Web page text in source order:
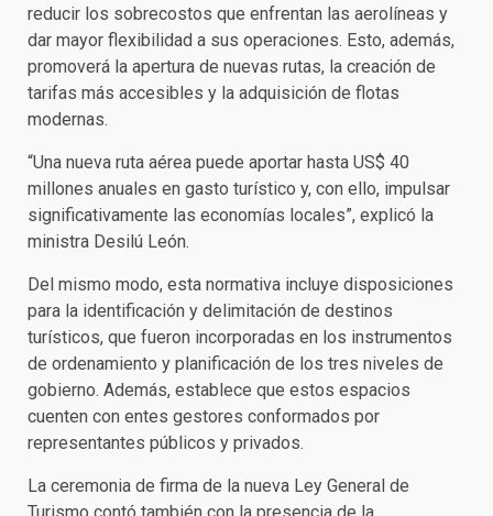
reducir los sobrecostos que enfrentan las aerolíneas y
dar mayor flexibilidad a sus operaciones. Esto, además,
promoverá la apertura de nuevas rutas, la creación de
tarifas más accesibles y la adquisición de flotas
modernas.
“Una nueva ruta aérea puede aportar hasta US$ 40
millones anuales en gasto turístico y, con ello, impulsar
significativamente las economías locales”, explicó la
ministra Desilú León.
Del mismo modo, esta normativa incluye disposiciones
para la identificación y delimitación de destinos
turísticos, que fueron incorporadas en los instrumentos
de ordenamiento y planificación de los tres niveles de
gobierno. Además, establece que estos espacios
cuenten con entes gestores conformados por
representantes públicos y privados.
La ceremonia de firma de la nueva Ley General de